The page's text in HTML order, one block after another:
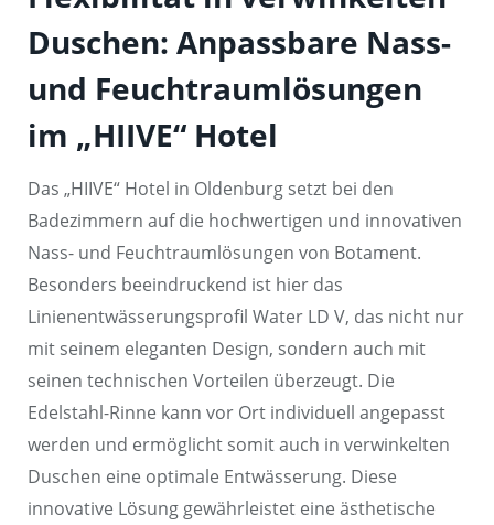
Duschen: Anpassbare Nass-
und Feuchtraumlösungen
im „HIIVE“ Hotel
Das „HIIVE“ Hotel in Oldenburg setzt bei den
Badezimmern auf die hochwertigen und innovativen
Nass- und Feuchtraumlösungen von Botament.
Besonders beeindruckend ist hier das
Linienentwässerungsprofil Water LD V, das nicht nur
mit seinem eleganten Design, sondern auch mit
seinen technischen Vorteilen überzeugt. Die
Edelstahl-Rinne kann vor Ort individuell angepasst
werden und ermöglicht somit auch in verwinkelten
Duschen eine optimale Entwässerung. Diese
innovative Lösung gewährleistet eine ästhetische